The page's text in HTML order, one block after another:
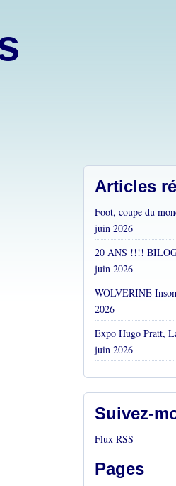
Articles
juin 2026
juin 2026
WOLVERINE
2026
juin 2026
Suivez-
Flux RSS
Pages